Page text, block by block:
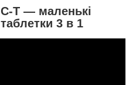
T — маленькі
3 в 1